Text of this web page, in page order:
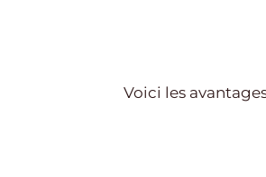
Voici les